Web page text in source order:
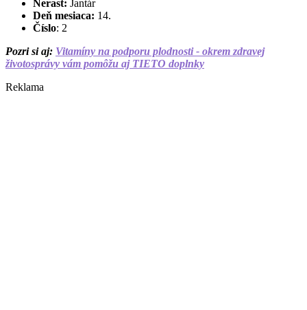
Nerast: Jantár
Deň mesiaca: 14.
Číslo: 2
Pozri si aj: Vitamíny na podporu plodnosti - okrem zdravej
životosprávy vám pomôžu aj TIETO doplnky
Reklama